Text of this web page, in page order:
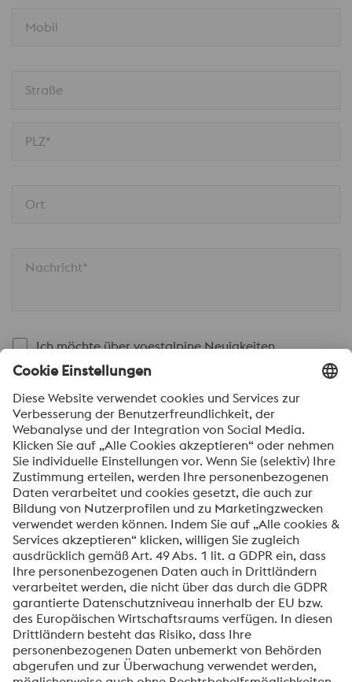
Mobil
Straße
PLZ*
Ort
Nachricht*
Ich möchte über voestalpine Neuigkeiten
automatisch informiert werden.
SENDEN
Anti-Roboter-Verifizierung
Hier klicken
FriendlyCaptcha ⇗
Mit dem Absenden dieses Formulars werden Ihre
personenbezogenen Daten zum Zweck der Bearbeitung
Ihrer Anfrage verarbeitet. Weitere Informationen zur
Verarbeitung Ihrer personenbezogenen Daten sowie zu
Ihren Rechten finden Sie in unserer
Datenschutzmitteilung.